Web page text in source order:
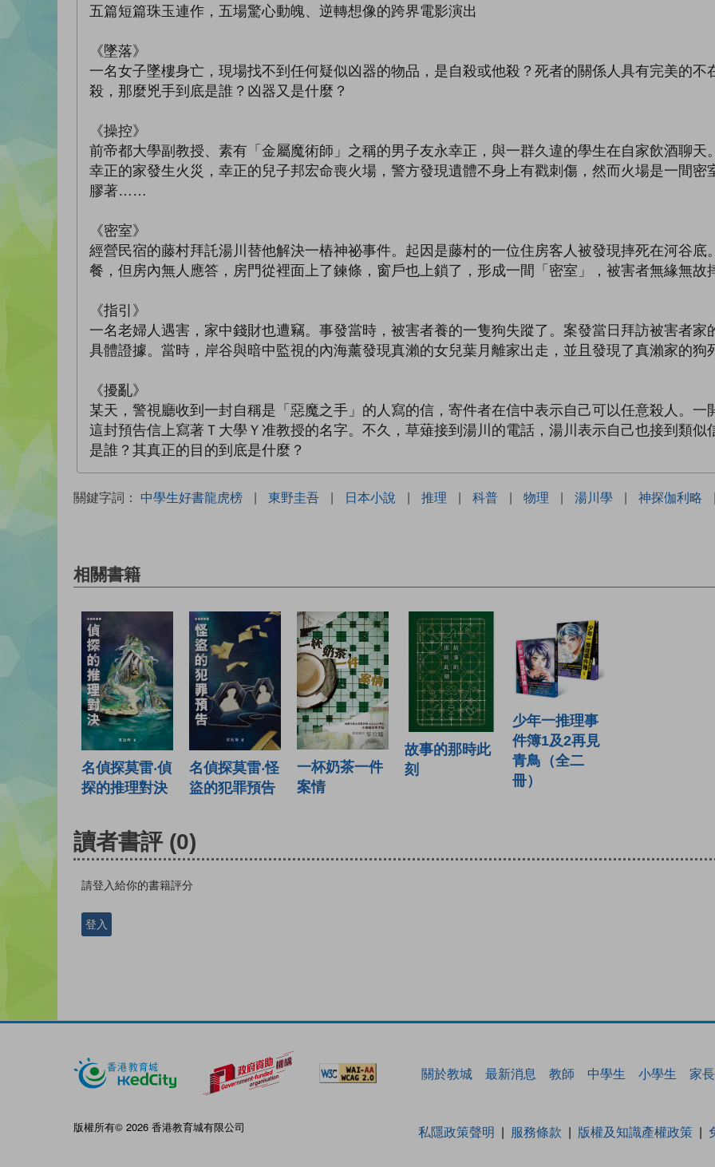
五篇短篇珠玉連作，五場驚心動魄、逆轉想像的跨界電影演出
《墜落》
一名女子墜樓身亡，現場找不到任何疑似凶器的物品，是自殺或他殺？死者的關係人具有完美的
殺，那麼兇手到底是誰？凶器又是什麼？
《操控》
前帝都大學副教授、素有「金屬魔術師」之稱的男子友永幸正，與一群久違的學生在自家飲酒聊
幸正的家發生火災，幸正的兒子邦宏命喪火場，警方發現遺體不身上有戳刺傷，然而火場是一間
膠著……
《密室》
經營民宿的藤村拜託湯川替他解決一樁神祕事件。起因是藤村的一位住房客人被發現摔死在河谷
餐，但房內無人應答，房門從裡面上了鍊條，窗戶也上鎖了，形成一間「密室」，被害者無緣無
《指引》
一名老婦人遇害，家中錢財也遭竊。事發當時，被害者養的一隻狗失蹤了。案發當日拜訪被害者
具體證據。當時，岸谷與暗中監視的內海薰發現真瀨的女兒葉月離家出走，並且發現了真瀨家的
《擾亂》
某天，警視廳收到一封自稱是「惡魔之手」的人寫的信，寄件者在信中表示自己可以任意殺人。
這封預告信上寫著Ｔ大學Ｙ准教授的名字。不久，草薙接到湯川的電話，湯川表示自己也接到類
是誰？其真正的目的到底是什麼？
關鍵字詞： 中學生好書龍虎榜 | 東野圭吾 | 日本小說 | 推理 | 科普 | 物理 | 湯川學 | 神探伽利略
相關書籍
名偵探莫雷‧偵
探的推理對決
名偵探莫雷‧怪
盜的犯罪預告
一杯奶茶一件
案情
故事的那時此
刻
少年一推理事
件簿1及2再見
青鳥（全二
冊）
讀者書評 (0)
請登入給你的書籍評分
登入
關於教城 最新消息 教師 中學生 小學生 家長
版權所有© 2026 香港教育城有限公司 私隱政策聲明 服務條款 版權及知識產權政策